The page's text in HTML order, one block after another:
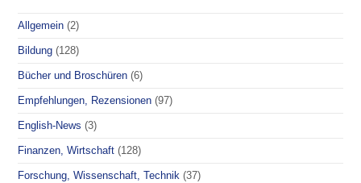
Allgemein (2)
Bildung (128)
Bücher und Broschüren (6)
Empfehlungen, Rezensionen (97)
English-News (3)
Finanzen, Wirtschaft (128)
Forschung, Wissenschaft, Technik (37)